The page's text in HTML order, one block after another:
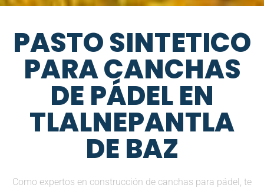
PASTO SINTETICO
PARA CANCHAS
DE PÁDEL EN
TLALNEPANTLA
DE BAZ
Como expertos en construcción de canchas para pádel, te